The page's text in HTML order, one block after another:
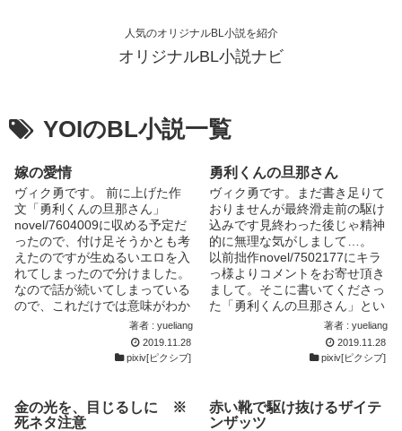
人気のオリジナルBL小説を紹介
オリジナルBL小説ナビ
YOIのBL小説一覧
嫁の愛情
ヴィク勇です。 前に上げた作
文「勇利くんの旦那さん」
novel/7604009に収める予定だ
ったので、付け足そうかとも考
えたのですが生ぬるいエロを入
れてしまったので分けました。
なので話が続いてしまっている
ので、これだけでは意味がわか
著者 : yueliang
2019.11.28
pixiv[ピクシブ]
勇利くんの旦那さん
ヴィク勇です。まだ書き足りて
おりませんが最終滑走前の駆け
込みです見終わった後じゃ精神
的に無理な気がしまして…。
以前拙作novel/7502177にキラ
っ様よりコメントをお寄せ頂き
まして。そこに書いてくださっ
た「勇利くんの旦那さん」とい
著者 : yueliang
2019.11.28
pixiv[ピクシブ]
金の光を、目じるしに ※
死ネタ注意
赤い靴で駆け抜けるザイテ
ンザッツ